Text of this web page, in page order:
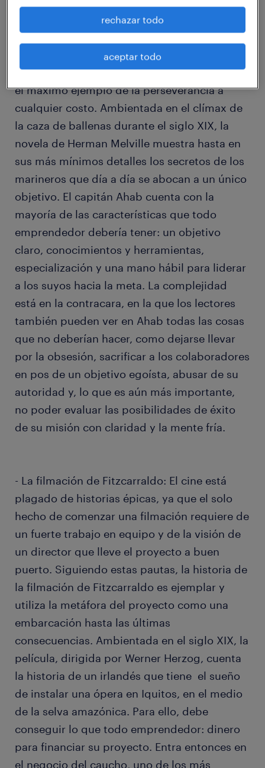
- La historia del capitán Ahab: La hoy
legendaria historia del capitán Ahab en busca
de la ballena blanca que devoró su pierna es
el máximo ejemplo de la perseverancia a
cualquier costo. Ambientada en el clímax de
la caza de ballenas durante el siglo XIX, la
novela de Herman Melville muestra hasta en
sus más mínimos detalles los secretos de los
marineros que día a día se abocan a un único
objetivo. El capitán Ahab cuenta con la
mayoría de las características que todo
emprendedor debería tener: un objetivo
claro, conocimientos y herramientas,
especialización y una mano hábil para liderar
a los suyos hacia la meta. La complejidad
está en la contracara, en la que los lectores
también pueden ver en Ahab todas las cosas
que no deberían hacer, como dejarse llevar
por la obsesión, sacrificar a los colaboradores
en pos de un objetivo egoísta, abusar de su
autoridad y, lo que es aún más importante,
no poder evaluar las posibilidades de éxito
de su misión con claridad y la mente fría.
- La filmación de Fitzcarraldo: El cine está
plagado de historias épicas, ya que el solo
hecho de comenzar una filmación requiere de
un fuerte trabajo en equipo y de la visión de
un director que lleve el proyecto a buen
puerto. Siguiendo estas pautas, la historia de
la filmación de Fitzcarraldo es ejemplar y
utiliza la metáfora del proyecto como una
embarcación hasta las últimas
consecuencias. Ambientada en el siglo XIX, la
película, dirigida por Werner Herzog, cuenta
la historia de un irlandés que tiene el sueño
de instalar una ópera en Iquitos, en el medio
de la selva amazónica. Para ello, debe
conseguir lo que todo emprendedor: dinero
para financiar su proyecto. Entra entonces en
el negocio del caucho, uno de los más
rechazar todo
aceptar todo